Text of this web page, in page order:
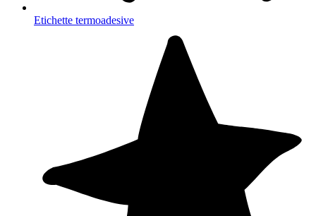
Etichette termoadesive